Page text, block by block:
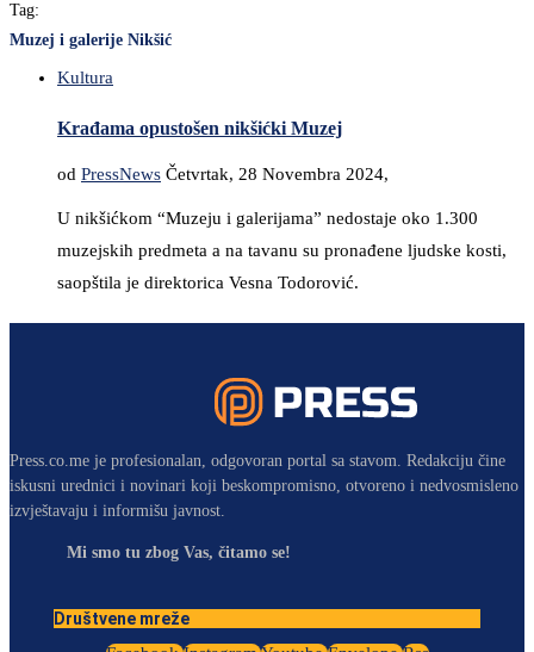
Tag:
Muzej i galerije Nikšić
Kultura
Krađama opustošen nikšićki Muzej
od PressNews Četvrtak, 28 Novembra 2024,
U nikšićkom “Muzeju i galerijama” nedostaje oko 1.300
muzejskih predmeta a na tavanu su pronađene ljudske kosti,
saopštila je direktorica Vesna Todorović.
Press.co.me je profesionalan, odgovoran portal sa stavom. Redakciju čine
iskusni urednici i novinari koji beskompromisno, otvoreno i nedvosmisleno
izvještavaju i informišu javnost.
Mi smo tu zbog Vas, čitamo se!
Društvene mreže